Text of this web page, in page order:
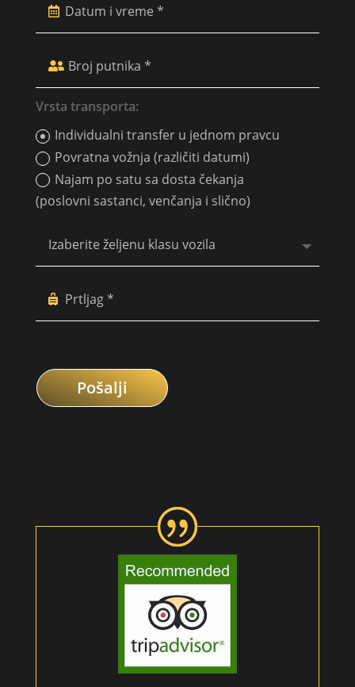
Vrsta transporta:
Individualni transfer u jednom pravcu
Povratna vožnja (različiti datumi)
Najam po satu sa dosta čekanja
(poslovni sastanci, venčanja i slično)
Pošalji